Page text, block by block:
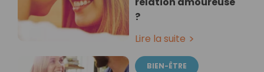
?
Lire la suite
BIEN-ÊTRE